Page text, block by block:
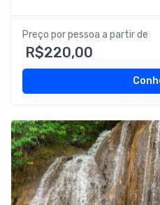
Preço por pessoa a partir de
R$220,00